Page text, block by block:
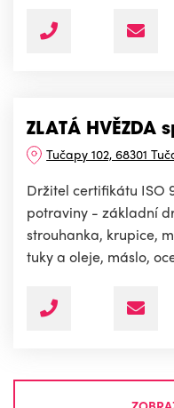
ZLATÁ HVĚZDA
Tučapy 102, 68301
Držitel certifikátu ISO
potraviny - základní
strouhanka, krupice,
tuky a oleje, máslo,